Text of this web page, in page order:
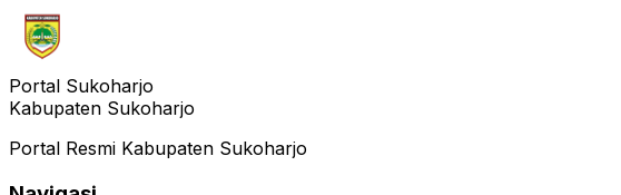
Portal Sukoharjo
Kabupaten Sukoharjo
Portal Resmi Kabupaten Sukoharjo